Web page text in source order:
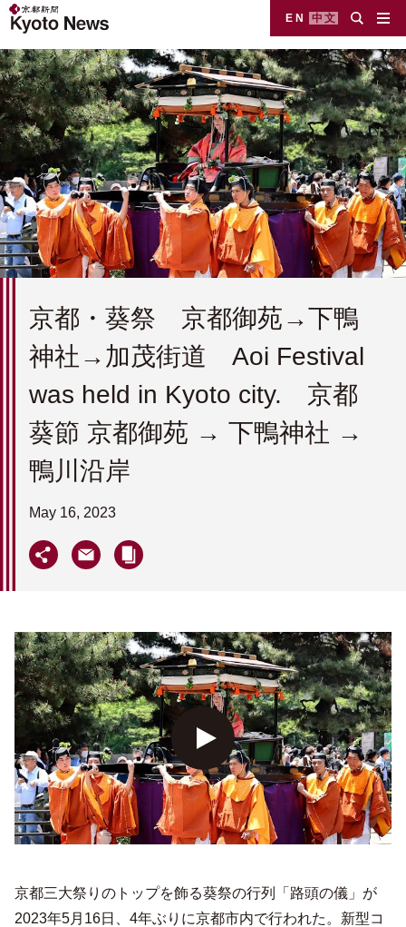
EN 中文
京都・葵祭 京都御苑→下鴨
神社→加茂街道 Aoi Festival
was held in Kyoto city. 京都
葵節 京都御苑 → 下鴨神社 →
鴨川沿岸
May 16, 2023
京都三大祭りのトップを飾る葵祭の行列「路頭の儀」が
2023年5月16日、4年ぶりに京都市内で行われた。新型コ